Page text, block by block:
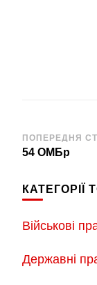
по
запису
ПОПЕРЕДНЯ
54 ОМБр
КАТЕГОРІЇ
Військові
Державні